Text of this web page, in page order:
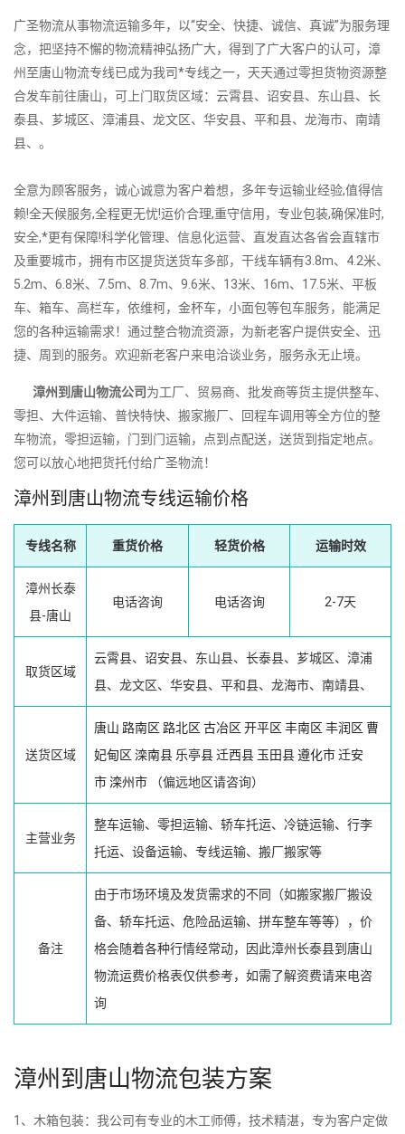
广圣物流从事物流运输多年，以“安全、快捷、诚信、真诚”为服务理
念，把坚持不懈的物流精神弘扬广大，得到了广大客户的认可，漳
州至唐山物流专线已成为我司*专线之一，天天通过零担货物资源整
合发车前往唐山，可上门取货区域：云霄县、诏安县、东山县、长
泰县、芗城区、漳浦县、龙文区、华安县、平和县、龙海市、南靖
县、。
全意为顾客服务，诚心诚意为客户着想，多年专运输业经验,值得信
赖!全天候服务,全程更无忧!运价合理,重守信用，专业包装,确保准时,
安全,*更有保障!科学化管理、信息化运营、直发直达各省会直辖市
及重要城市，拥有市区提货送货车多部，干线车辆有3.8m、4.2米、
5.2m、6.8米、7.5m、8.7m、9.6米、13米、16m、17.5米、平板
车、箱车、高栏车，依维柯，金杯车，小面包等包车服务，能满足
您的各种运输需求！通过整合物流资源，为新老客户提供安全、迅
捷、周到的服务。欢迎新老客户来电洽谈业务，服务永无止境。
漳州到唐山物流公司为工厂、贸易商、批发商等货主提供整车、
零担、大件运输、普快特快、搬家搬厂、回程车调用等全方位的整
车物流，零担运输，门到门运输，点到点配送，送货到指定地点。
您可以放心地把货托付给广圣物流！
漳州到唐山物流专线运输价格
专线名称 重货价格 轻货价格 运输时效
漳州长泰
县-唐山
电话咨询 电话咨询 2-7天
取货区域
云霄县、诏安县、东山县、长泰县、芗城区、漳浦
县、龙文区、华安县、平和县、龙海市、南靖县、
送货区域
唐山 路南区 路北区 古冶区 开平区 丰南区 丰润区 曹
妃甸区 滦南县 乐亭县迁西县 玉田县遵化市迁安
市 滦州市 （偏远地区请咨询）
主营业务
整车运输、零担运输、轿车托运、冷链运输、行李
托运、设备运输、专线运输、搬厂搬家等
备注
由于市场环境及发货需求的不同（如搬家搬厂搬设
备、轿车托运、危险品运输、拼车整车等等），价
格会随着各种行情经常动，因此漳州长泰县到唐山
物流运费价格表仅供参考，如需了解资费请来电咨
询
漳州到唐山物流包装方案
1、木箱包装：我公司有专业的木工师傅，技术精湛，专为客户定做